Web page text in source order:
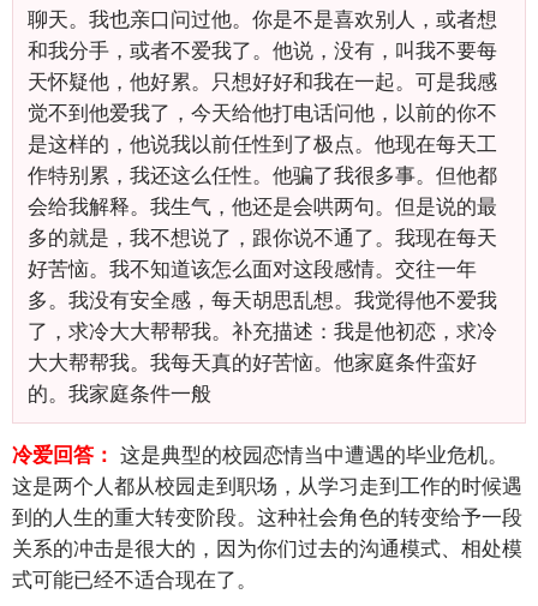
聊天。我也亲口问过他。你是不是喜欢别人，或者想
和我分手，或者不爱我了。他说，没有，叫我不要每
天怀疑他，他好累。只想好好和我在一起。可是我感
觉不到他爱我了，今天给他打电话问他，以前的你不
是这样的，他说我以前任性到了极点。他现在每天工
作特别累，我还这么任性。他骗了我很多事。但他都
会给我解释。我生气，他还是会哄两句。但是说的最
多的就是，我不想说了，跟你说不通了。我现在每天
好苦恼。我不知道该怎么面对这段感情。交往一年
多。我没有安全感，每天胡思乱想。我觉得他不爱我
了，求冷大大帮帮我。补充描述：我是他初恋，求冷
大大帮帮我。我每天真的好苦恼。他家庭条件蛮好
的。我家庭条件一般
冷爱回答： 这是典型的校园恋情当中遭遇的毕业危机。
这是两个人都从校园走到职场，从学习走到工作的时候遇
到的人生的重大转变阶段。这种社会角色的转变给予一段
关系的冲击是很大的，因为你们过去的沟通模式、相处模
式可能已经不适合现在了。